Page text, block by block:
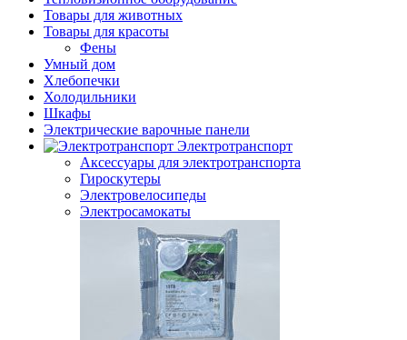
Товары для животных
Товары для красоты
Фены
Умный дом
Хлебопечки
Холодильники
Шкафы
Электрические варочные панели
Электротранспорт
Аксессуары для электротранспорта
Гироскутеры
Электровелосипеды
Электросамокаты